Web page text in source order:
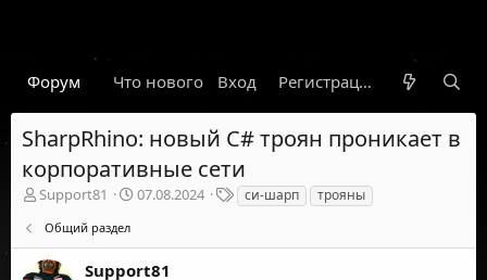
Форум Что нового Гарант Новости
Вход Регистрация
SharpRhino: новый C# троян проникает в
корпоративные сети
А
о
р
Support81
Д
а
н
07.08.2024
Т
е
и
си-шарп трояны
Общий раздел
Support81